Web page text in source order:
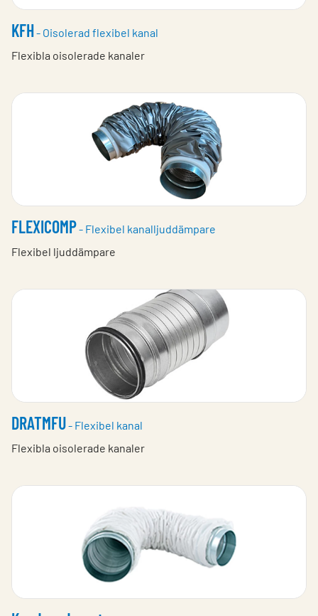
KFH- Oisolerad flexibel kanal
Flexibla oisolerade kanaler
FLEXICOMP- Flexibel kanalljuddämpare
Flexibel ljuddämpare
DRATMFU- Flexibel kanal
Flexibla oisolerade kanaler